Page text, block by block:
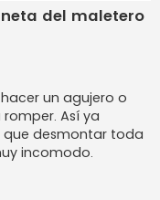
del maletero
un agujero o
Así ya
que desmontar toda
incomodo.